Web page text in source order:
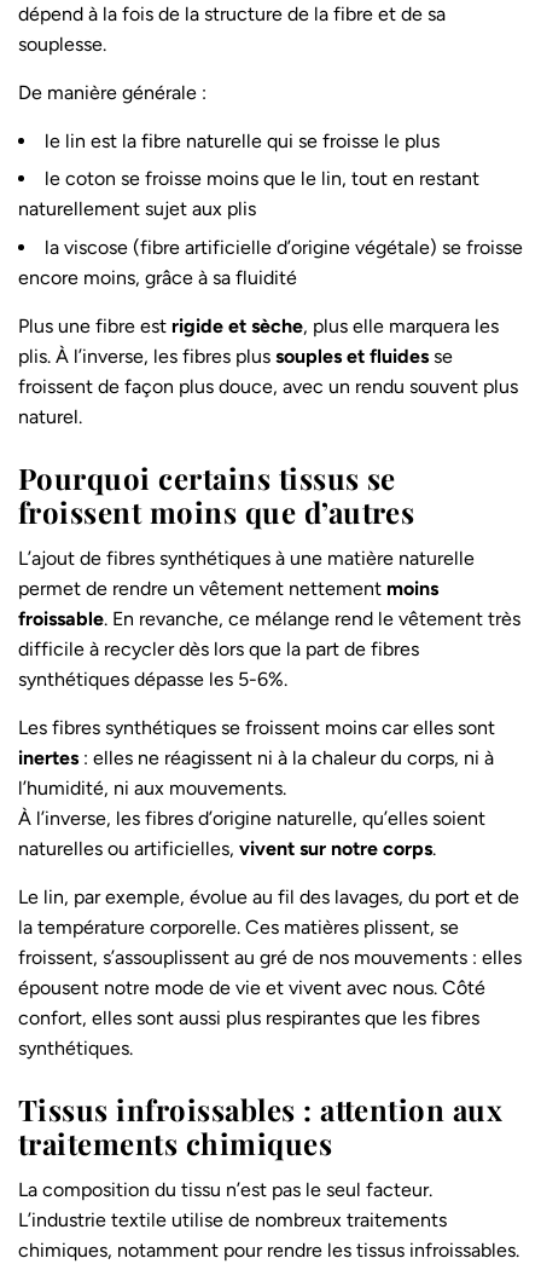
dépend à la fois de la structure de la fibre et de sa
souplesse.
De manière générale :
le lin est la fibre naturelle qui se froisse le plus
le coton se froisse moins que le lin, tout en restant
naturellement sujet aux plis
la viscose (fibre artificielle d’origine végétale) se froisse
encore moins, grâce à sa fluidité
Plus une fibre est rigide et sèche, plus elle marquera les
plis. À l’inverse, les fibres plus souples et fluides se
froissent de façon plus douce, avec un rendu souvent plus
naturel.
Pourquoi certains tissus se
froissent moins que d’autres
L’ajout de fibres synthétiques à une matière naturelle
permet de rendre un vêtement nettement moins
froissable. En revanche, ce mélange rend le vêtement très
difficile à recycler dès lors que la part de fibres
synthétiques dépasse les 5-6%.
Les fibres synthétiques se froissent moins car elles sont
inertes : elles ne réagissent ni à la chaleur du corps, ni à
l’humidité, ni aux mouvements.
À l’inverse, les fibres d’origine naturelle, qu’elles soient
naturelles ou artificielles, vivent sur notre corps.
Le lin, par exemple, évolue au fil des lavages, du port et de
la température corporelle. Ces matières plissent, se
froissent, s’assouplissent au gré de nos mouvements : elles
épousent notre mode de vie et vivent avec nous. Côté
confort, elles sont aussi plus respirantes que les fibres
synthétiques.
Tissus infroissables : attention aux
traitements chimiques
La composition du tissu n’est pas le seul facteur.
L’industrie textile utilise de nombreux traitements
chimiques, notamment pour rendre les tissus infroissables.